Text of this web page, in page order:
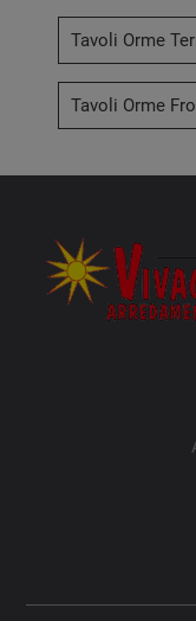
Tavoli Orme
Tavoli Orme